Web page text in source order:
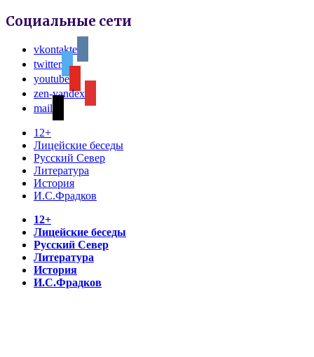
Социальные сети
vkontakte
twitter
youtube
zen-yandex
mail
12+
Лицейские беседы
Русский Север
Литература
История
И.С.Фрадков
12+
Лицейские беседы
Русский Север
Литература
История
И.С.Фрадков